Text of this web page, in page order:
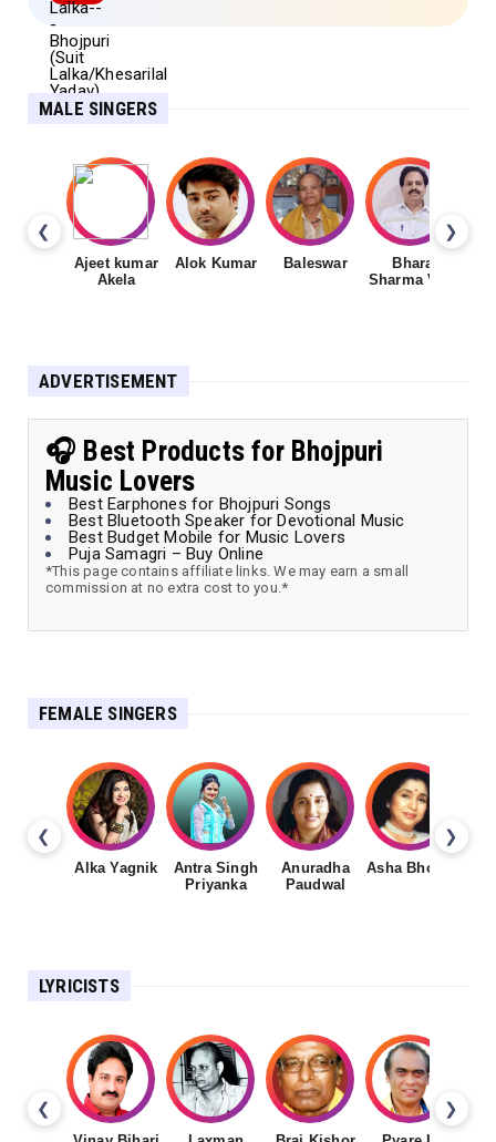
MALE SINGERS
❮ ❯
Ajeet kumar
Akela
Alok Kumar Baleswar
Bharat
Sharma Vyas
ADVERTISEMENT
🎧 Best Products for Bhojpuri
Music Lovers
Best Earphones for Bhojpuri Songs
Best Bluetooth Speaker for Devotional Music
Best Budget Mobile for Music Lovers
Puja Samagri – Buy Online
*This page contains affiliate links. We may earn a small
commission at no extra cost to you.*
FEMALE SINGERS
❮ ❯
Alka Yagnik
Antra Singh
Priyanka
Anuradha
Paudwal
Asha Bhosale
LYRICISTS
❮ ❯